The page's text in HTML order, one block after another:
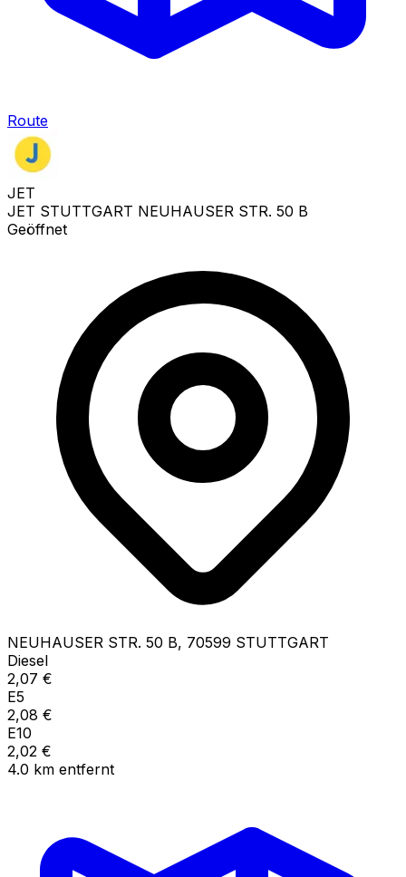
Route
JET
JET STUTTGART NEUHAUSER STR. 50 B
Geöffnet
NEUHAUSER STR. 50 B, 70599 STUTTGART
Diesel
2,07 €
E5
2,08 €
E10
2,02 €
4.0 km entfernt